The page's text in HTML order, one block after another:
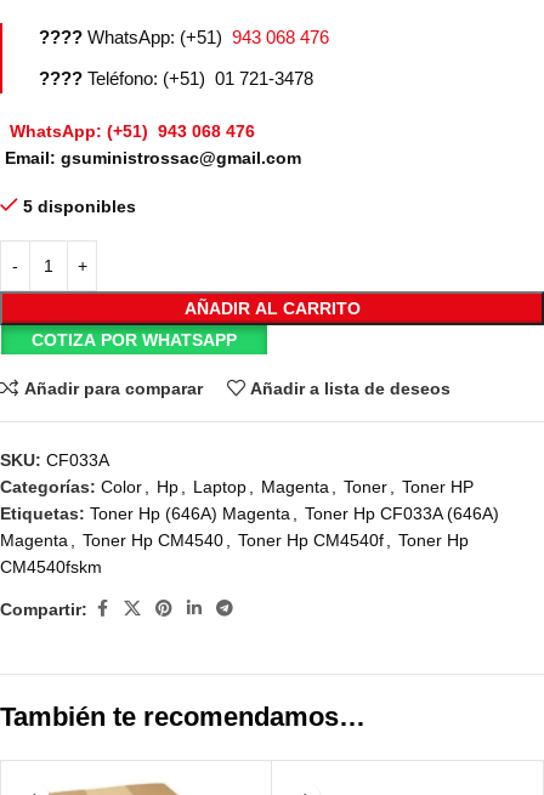
???? WhatsApp: (+51) 943 068 476
???? Teléfono: (+51) 01 721-3478
WhatsApp: (+51) 943 068 476
Email: gsuministrossac@gmail.com
5 disponibles
AÑADIR AL CARRITO
COTIZA POR WHATSAPP
Añadir para comparar Añadir a lista de deseos
SKU: CF033A
Categorías: Color Hp Laptop Magenta Toner
Toner HP
Etiquetas: Toner Hp (646A) Magenta
Toner Hp CF033A (646A)
Magenta
Toner Hp CM4540 Toner Hp CM4540f
Toner Hp
CM4540fskm
Compartir:
También te recomendamos…